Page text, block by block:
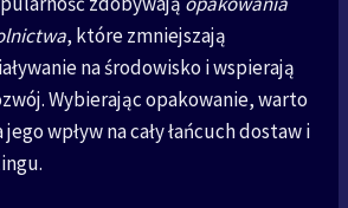
, które zmniejszają
na środowisko i wspierają
Wybierając opakowanie, warto
wpływ na cały łańcuch dostaw i